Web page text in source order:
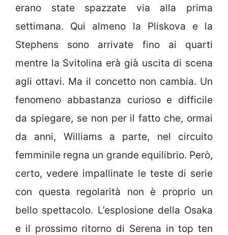
erano state spazzate via alla prima
settimana. Qui almeno la Pliskova e la
Stephens sono arrivate fino ai quarti
mentre la Svitolina erà già uscita di scena
agli ottavi. Ma il concetto non cambia. Un
fenomeno abbastanza curioso e difficile
da spiegare, se non per il fatto che, ormai
da anni, Williams a parte, nel circuito
femminile regna un grande equilibrio. Però,
certo, vedere impallinate le teste di serie
con questa regolarità non è proprio un
bello spettacolo. L’esplosione della Osaka
e il prossimo ritorno di Serena in top ten